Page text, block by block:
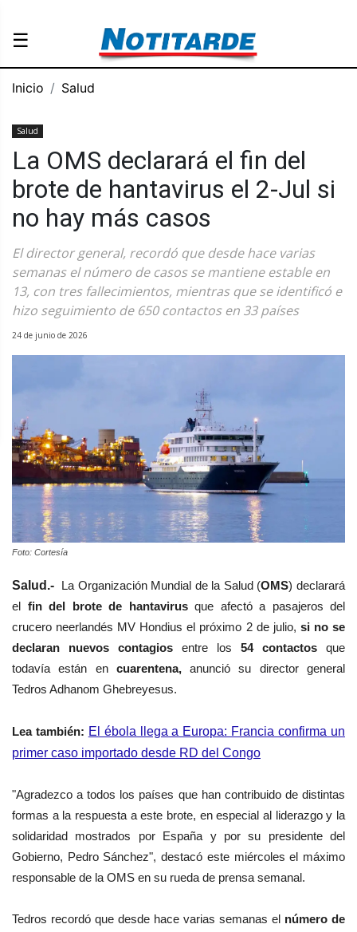
☰
Inicio Salud
Salud
La OMS declarará el fin del
brote de hantavirus el 2-Jul si
no hay más casos
El director general, recordó que desde hace varias
semanas el número de casos se mantiene estable en
13, con tres fallecimientos, mientras que se identificó e
hizo seguimiento de 650 contactos en 33 países
24 de junio de 2026
Foto: Cortesía
Salud.- La Organización Mundial de la Salud (OMS) declarará
el fin del brote de hantavirus que afectó a pasajeros del
crucero neerlandés MV Hondius el próximo 2 de julio, si no se
declaran nuevos contagios entre los 54 contactos que
todavía están encuarentena,anunció su director general
Tedros Adhanom Ghebreyesus.
Lea también: El ébola llega a Europa: Francia confirma un
primer caso importado desde RD del Congo
"Agradezco a todos los países que han contribuido de distintas
formas a la respuesta a este brote, en especial al liderazgo y la
solidaridad mostrados por España y por su presidente del
Gobierno, Pedro Sánchez", destacó este miércoles el máximo
responsable de la OMS en su rueda de prensa semanal.
Tedros recordó que desde hace varias semanas el número de